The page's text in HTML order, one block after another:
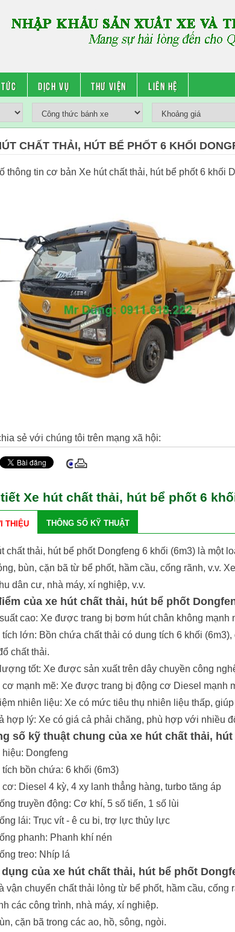
tức Dịch vụ Thư viện Liên hệ
CHẤT THẢI, HÚT BỂ PHỐT 6 KHỐI
thông tin cơ bản Xe hút chất thải, hút bể phốt 6 khối
sẻ với chúng tôi trên mạng xã hội:
Xe hút chất thải, hút bể phốt 6
THIỆU THÔNG SỐ KỸ THUẬT
chất thải, hút bể phốt Dongfeng 6 khối (6m3) là một
bùn, cặn bã từ bể phốt, hầm cầu, cống rãnh, v.v.
dân cư, nhà máy, xí nghiệp, v.v.
của xe hút chất thải, hút bể phốt
cao: Xe được trang bị bơm hút chân không mạnh
tích lớn: Bồn chứa chất thải có dung tích 6 khối
chất thải.
tốt: Xe được sản xuất trên dây chuyền công
mạnh mẽ: Xe được trang bị động cơ Diesel mạnh
nhiên liệu: Xe có mức tiêu thụ nhiên liệu thấp,
hợp lý: Xe có giá cả phải chăng, phù hợp với nhiều
số kỹ thuật chung củaxe hút chất thải,
hiệu: Dongfeng
tích bồn chứa: 6 khối (6m3)
Diesel 4 kỳ, 4 xy lanh thẳng hàng, turbo tăng áp
truyền động: Cơ khí, 5 số tiến, 1 số lùi
lái: Trục vít - ê cu bi, trợ lực thủy lực
phanh: Phanh khí nén
treo: Nhíp lá
của xe hút chất thải, hút bể phốt
vận chuyển chất thải lỏng từ bể phốt, hầm cầu, cống
các công trình, nhà máy, xí nghiệp.
cặn bã trong các ao, hồ, sông, ngòi.